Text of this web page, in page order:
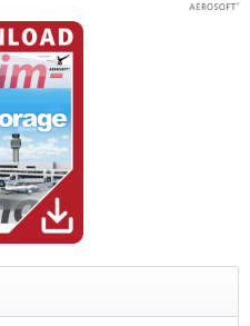
US Cities X - Chicago